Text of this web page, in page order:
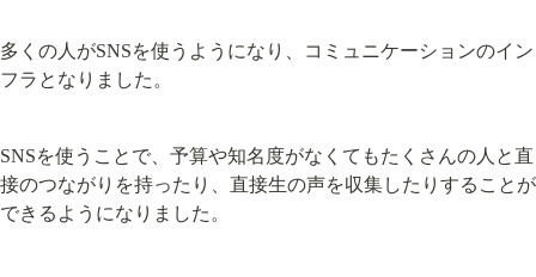
多くの人がSNSを使うようになり、コミュニケーションのイン
フラとなりました。
SNSを使うことで、予算や知名度がなくてもたくさんの人と直
接のつながりを持ったり、直接生の声を収集したりすることが
できるようになりました。